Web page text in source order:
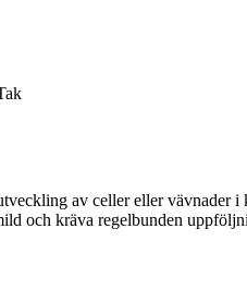
av celler eller
och kräva regelbunden